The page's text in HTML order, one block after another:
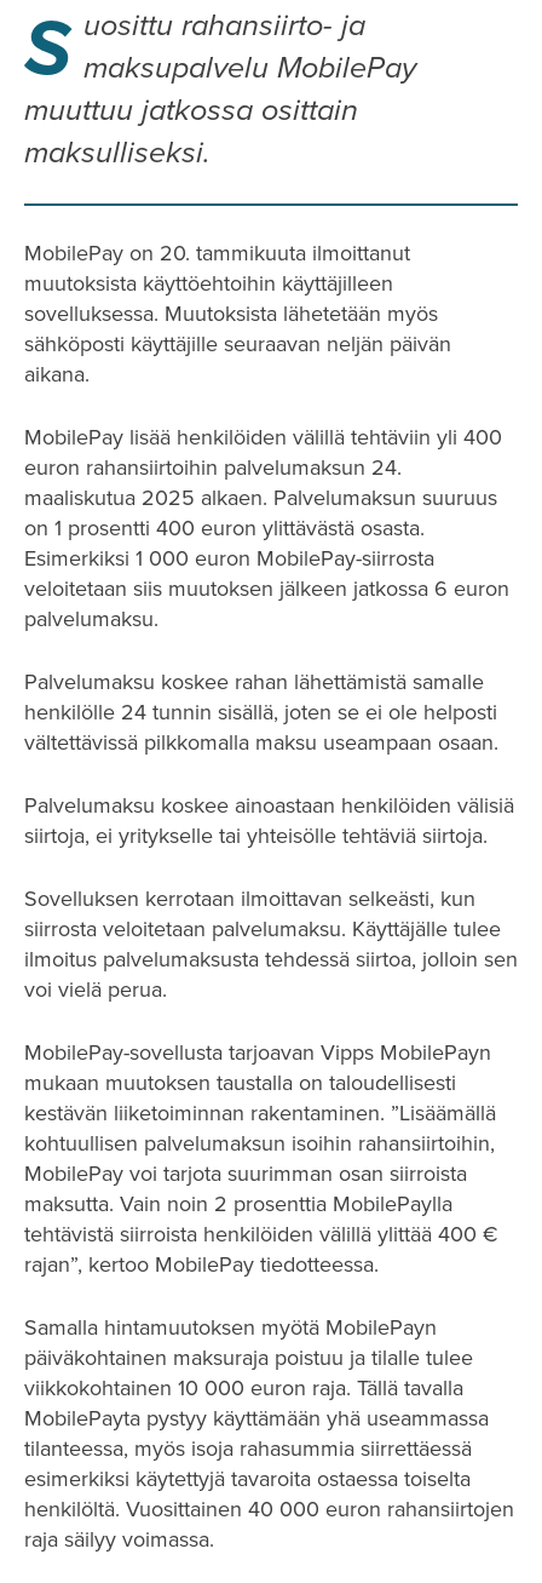
S uosittu rahansiirto- ja
maksupalvelu MobilePay
muuttuu jatkossa osittain
maksulliseksi.
MobilePay on 20. tammikuuta ilmoittanut
muutoksista käyttöehtoihin käyttäjilleen
sovelluksessa. Muutoksista lähetetään myös
sähköposti käyttäjille seuraavan neljän päivän
aikana.
MobilePay lisää henkilöiden välillä tehtäviin yli 400
euron rahansiirtoihin palvelumaksun 24.
maaliskutua 2025 alkaen. Palvelumaksun suuruus
on 1 prosentti 400 euron ylittävästä osasta.
Esimerkiksi 1 000 euron MobilePay-siirrosta
veloitetaan siis muutoksen jälkeen jatkossa 6 euron
palvelumaksu.
Palvelumaksu koskee rahan lähettämistä samalle
henkilölle 24 tunnin sisällä, joten se ei ole helposti
vältettävissä pilkkomalla maksu useampaan osaan.
Palvelumaksu koskee ainoastaan henkilöiden välisiä
siirtoja, ei yritykselle tai yhteisölle tehtäviä siirtoja.
Sovelluksen kerrotaan ilmoittavan selkeästi, kun
siirrosta veloitetaan palvelumaksu. Käyttäjälle tulee
ilmoitus palvelumaksusta tehdessä siirtoa, jolloin sen
voi vielä perua.
MobilePay-sovellusta tarjoavan Vipps MobilePayn
mukaan muutoksen taustalla on taloudellisesti
kestävän liiketoiminnan rakentaminen. ”Lisäämällä
kohtuullisen palvelumaksun isoihin rahansiirtoihin,
MobilePay voi tarjota suurimman osan siirroista
maksutta. Vain noin 2 prosenttia MobilePaylla
tehtävistä siirroista henkilöiden välillä ylittää 400 €
rajan”, kertoo MobilePay tiedotteessa.
Samalla hintamuutoksen myötä MobilePayn
päiväkohtainen maksuraja poistuu ja tilalle tulee
viikkokohtainen 10 000 euron raja. Tällä tavalla
MobilePayta pystyy käyttämään yhä useammassa
tilanteessa, myös isoja rahasummia siirrettäessä
esimerkiksi käytettyjä tavaroita ostaessa toiselta
henkilöltä. Vuosittainen 40 000 euron rahansiirtojen
raja säilyy voimassa.